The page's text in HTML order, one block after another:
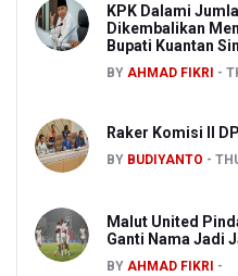
KPK Dalami
Dikembalikan
Bupati Kuantan
BY AHMAD FIKRI
Raker Komisi II
BY BUDIYANTO
Malut United
Ganti Nama Jadi
BY AHMAD FIKRI